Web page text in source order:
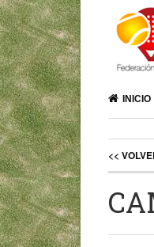
INICIO
<<